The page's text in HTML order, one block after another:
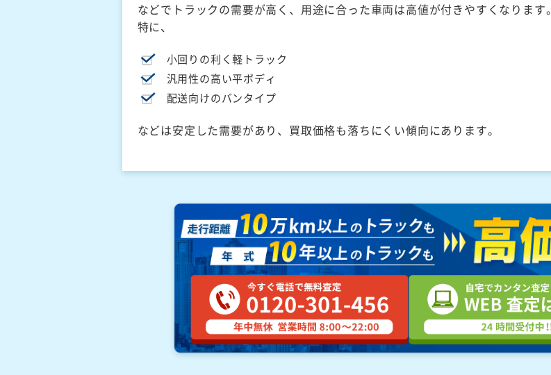
などでトラックの需要が高く、用途に合った車両は高値が付きやすくなります。
特に、
小回りの利く軽トラック
汎用性の高い平ボディ
配送向けのバンタイプ
などは安定した需要があり、買取価格も落ちにくい傾向にあります。